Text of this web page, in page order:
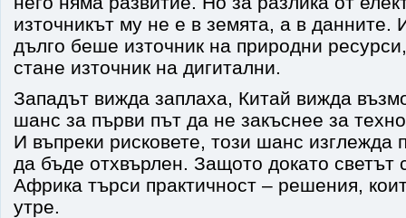
източникът му не е в земята, а в данните.
дълго беше източник на природни
стане източник на дигитални.
Западът вижда заплаха, Китай вижда
шанс за първи път да не закъснее за
И въпреки рисковете, този шанс изглежда
да бъде отхвърлен. Защото докато светът
Африка търси практичност – решения,
утре.